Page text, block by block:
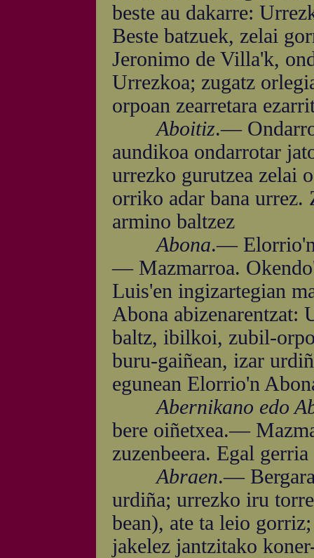
beste au dakarre:
Beste batzuek, zelai
Jeronimo de Villa'k,
Urrezkoa; zugatz
orpoan zearretara
Aboitiz.—
aundikoa ondarrotar
urrezko gurutzea zelai
orriko adar bana urrez.
armino baltzez
Abona.— Elorrio'n
— Mazmarroa.
Luis'en ingizartegian
Abona abizenarentzat:
baltz, ibilkoi, zubil-
buru-gaiñean, izar
egunean Elorrio'n
Abernikano edo
bere oiñetxea.—
zuzenbeera. Egal
Abraen.—
urdiña; urrezko iru
bean), ate ta leio
jakelez jantzitako